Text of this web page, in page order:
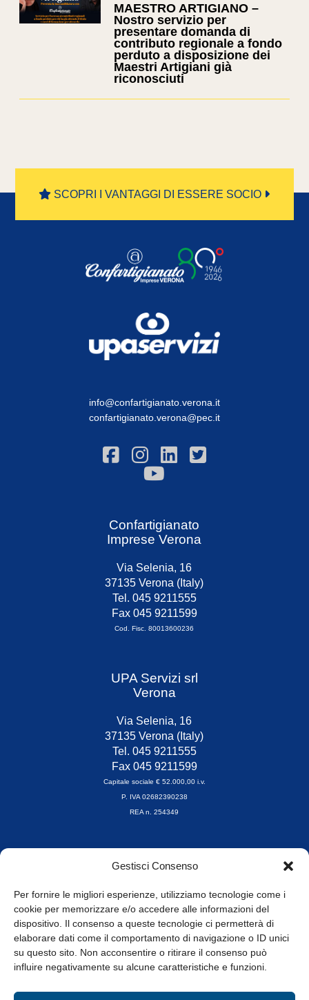
Gestisci Consenso
Per fornire le migliori esperienze, utilizziamo tecnologie come i
cookie per memorizzare e/o accedere alle informazioni del
dispositivo. Il consenso a queste tecnologie ci permetterà di
elaborare dati come il comportamento di navigazione o ID unici
su questo sito. Non acconsentire o ritirare il consenso può
influire negativamente su alcune caratteristiche e funzioni.
MAESTRO ARTIGIANO –
Nostro servizio per
presentare domanda di
contributo regionale a fondo
perduto a disposizione dei
Maestri Artigiani già
riconosciuti
SCOPRI I VANTAGGI DI ESSERE SOCIO
info@confartigianato.verona.it
confartigianato.verona@pec.it
Confartigianato
Imprese Verona
Via Selenia, 16
37135 Verona (Italy)
Tel. 045 9211555
Fax 045 9211599
Cod. Fisc. 80013600236
UPA Servizi srl
Verona
Via Selenia, 16
37135 Verona (Italy)
Tel. 045 9211555
Fax 045 9211599
Capitale sociale € 52.000,00 i.v.
P. IVA 02682390238
REA n. 254349
Orari di apertura
8.30-13.00 / 14.00-17.30
Whistleblowing
© Tutti i diritti riservati
Privacy Policy e Cookie|Informativa Cookie